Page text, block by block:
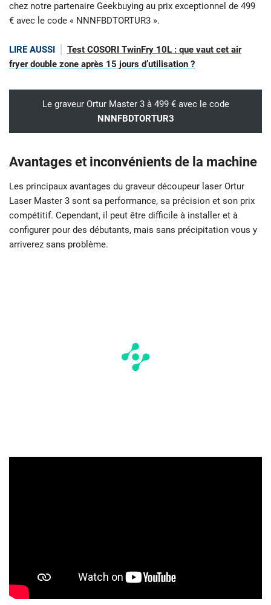
chez notre partenaire Geekbuying au prix exceptionnel de 499
€ avec le code « NNNFBDTORTUR3 ».
LIRE AUSSI
Test COSORI TwinFry 10L : que vaut cet air
fryer double zone après 15 jours d’utilisation ?
Le graveur Ortur Master 3 à 499 € avec le code
NNNFBDTORTUR3
Avantages et inconvénients de la machine
Les principaux avantages du graveur découpeur laser Ortur
Laser Master 3 sont sa performance, sa précision et son prix
compétitif. Cependant, il peut être difficile à installer et à
configurer pour des débutants, mais sans précipitation vous y
arriverez sans problème.